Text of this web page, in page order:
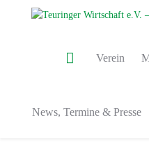
Verein
News, Termine & Presse